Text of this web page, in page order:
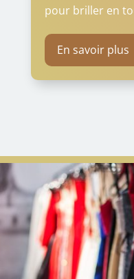
pour briller en
En savoir plus